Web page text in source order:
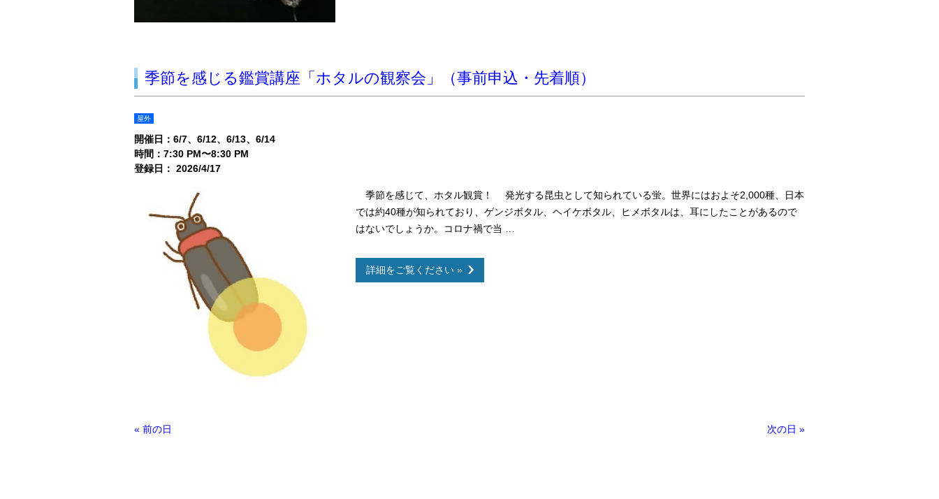
季節を感じる鑑賞講座「ホタルの観察会」（事前申込・先着順）
屋外
開催日： 6/7 6/12 6/13
6/14
時間：7:30 PM〜8:30 PM
登録日： 2026/4/17
季節を感じて、ホタル観賞！ 発光する昆虫として知られている蛍。世界にはおよそ2,000種、日本
では約40種が知られており、ゲンジボタル、ヘイケボタル、ヒメボタルは、耳にしたことがあるので
はないでしょうか。コロナ禍で当 …
詳細をご覧ください »
デ
イ
« 前の日 次の日 »